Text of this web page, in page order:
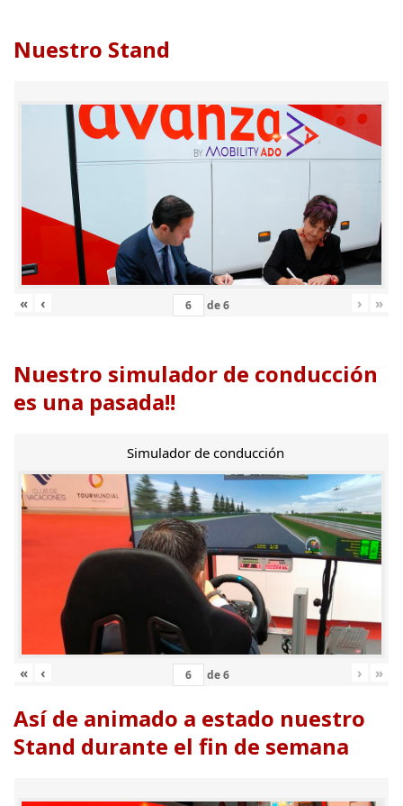
Nuestro Stand
« ‹ de6 › »
Nuestro simulador de conducción
es una pasada!!
Simulador de conducción
« ‹ de6 › »
Así de animado a estado nuestro
Stand durante el fin de semana